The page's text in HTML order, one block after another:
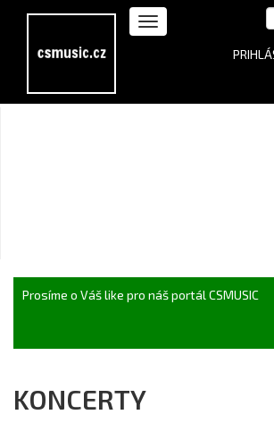
Prosíme o Váš like pro náš portál CSMUSIC
KONCERTY